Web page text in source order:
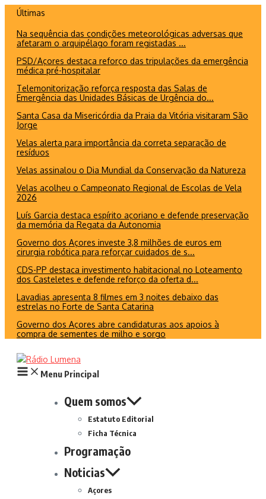
conteúdo
Últimas
Na sequência das condições meteorológicas adversas que
afetaram o arquipélago foram registadas ...
PSD/Açores destaca reforço das tripulações da emergência
médica pré-hospitalar
Telemonitorização reforça resposta das Salas de
Emergência das Unidades Básicas de Urgência do...
Santa Casa da Misericórdia da Praia da Vitória visitaram São
Jorge
Velas alerta para importância da correta separação de
resíduos
Velas assinalou o Dia Mundial da Conservação da Natureza
Velas acolheu o Campeonato Regional de Escolas de Vela
2026
Luís Garcia destaca espírito açoriano e defende preservação
da memória da Regata da Autonomia
Governo dos Açores investe 3,8 milhões de euros em
cirurgia robótica para reforçar cuidados de s...
CDS-PP destaca investimento habitacional no Loteamento
dos Casteletes e defende reforço da oferta d...
Lavadias apresenta 8 filmes em 3 noites debaixo das
estrelas no Forte de Santa Catarina
Governo dos Açores abre candidaturas aos apoios à
compra de sementes de milho e sorgo
Menu Principal
Quem somos
Estatuto Editorial
Ficha Técnica
Programação
Noticias
Açores